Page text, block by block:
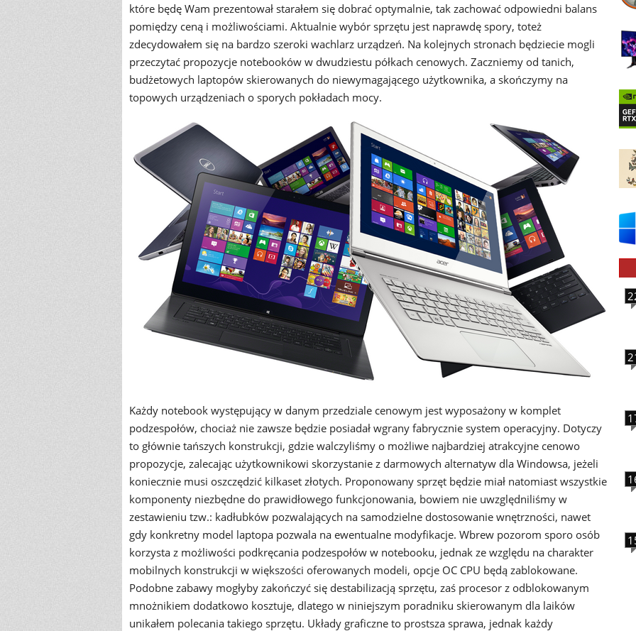
które będę Wam prezentował starałem się dobrać optymalnie, tak zachować odpowiedni balans
pomiędzy ceną i możliwościami. Aktualnie wybór sprzętu jest naprawdę spory, toteż
zdecydowałem się na bardzo szeroki wachlarz urządzeń. Na kolejnych stronach będziecie mogli
przeczytać propozycje notebooków w dwudziestu półkach cenowych. Zaczniemy od tanich,
budżetowych laptopów skierowanych do niewymagającego użytkownika, a skończymy na
topowych urządzeniach o sporych pokładach mocy.
Każdy notebook występujący w danym przedziale cenowym jest wyposażony w komplet
podzespołów, chociaż nie zawsze będzie posiadał wgrany fabrycznie system operacyjny. Dotyczy
to głównie tańszych konstrukcji, gdzie walczyliśmy o możliwe najbardziej atrakcyjne cenowo
propozycje, zalecając użytkownikowi skorzystanie z darmowych alternatyw dla Windowsa, jeżeli
koniecznie musi oszczędzić kilkaset złotych. Proponowany sprzęt będzie miał natomiast wszystkie
komponenty niezbędne do prawidłowego funkcjonowania, bowiem nie uwzględniliśmy w
zestawieniu tzw.: kadłubków pozwalających na samodzielne dostosowanie wnętrzności, nawet
gdy konkretny model laptopa pozwala na ewentualne modyfikacje. Wbrew pozorom sporo osób
korzysta z możliwości podkręcania podzespołów w notebooku, jednak ze względu na charakter
mobilnych konstrukcji w większości oferowanych modeli, opcje OC CPU będą zablokowane.
Podobne zabawy mogłyby zakończyć się destabilizacją sprzętu, zaś procesor z odblokowanym
mnożnikiem dodatkowo kosztuje, dlatego w niniejszym poradniku skierowanym dla laików
unikałem polecania takiego sprzętu. Układy graficzne to prostsza sprawa, jednak każdy